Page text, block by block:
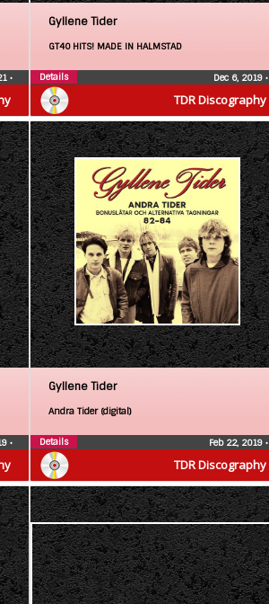
•
TDR Discography
Gyllene Tider
GT40 HITS! MADE IN HALMSTAD
Dec 6, 2019 •
Details
•
TDR Discography
Gyllene Tider
Andra Tider (digital)
Feb 22, 2019 •
Details